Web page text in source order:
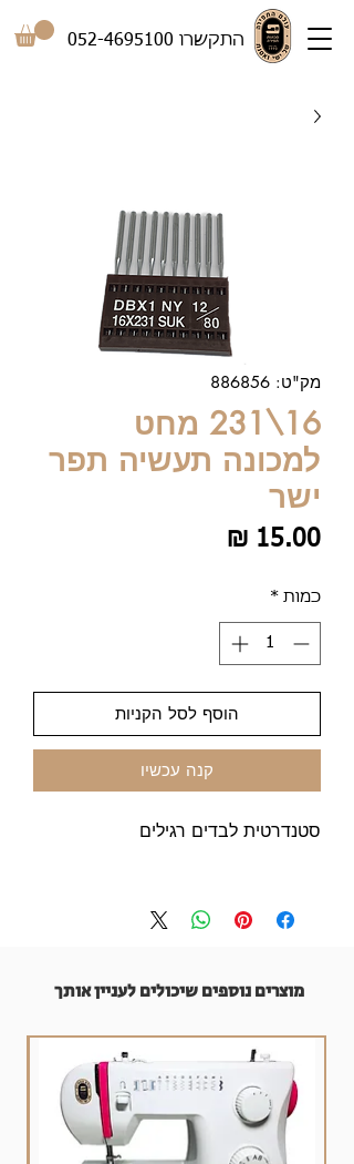
התקשרו 052-4695100
מק"ט: 886856
16\231 מחט
למכונה תעשיה תפר
ישר
כמות *
הוסף לסל הקניות
קנה עכשיו
סטנדרטית לבדים רגילים
מוצרים נוספים שיכולים לעניין אותך